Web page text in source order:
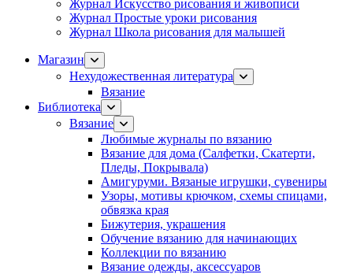
Журнал Искусство рисования и живописи
Журнал Простые уроки рисования
Журнал Школа рисования для малышей
Магазин
Нехудожественная литература
Вязание
Библиотека
Вязание
Любимые журналы по вязанию
Вязание для дома (Салфетки, Скатерти,
Пледы, Покрывала)
Амигуруми. Вязаные игрушки, сувениры
Узоры, мотивы крючком, схемы спицами,
обвязка края
Бижутерия, украшения
Обучение вязанию для начинающих
Коллекции по вязанию
Вязание одежды, аксессуаров